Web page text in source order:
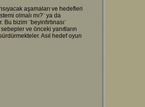
aşamaları ve hedefleri
olmalı mı?¨ ya da
bizim ¨beyinfırtınası¨
ve önceki yanıtların
Asıl hedef oyun